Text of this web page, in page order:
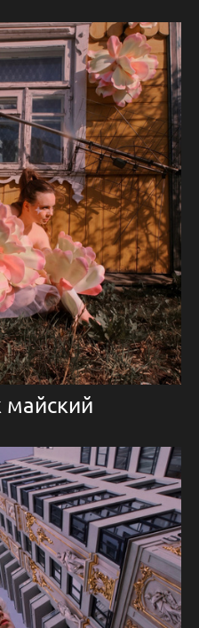
майский